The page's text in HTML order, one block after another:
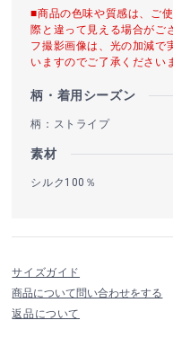
■商品の色味や質感は、ご
際と違って見える場合がご
フ撮影画像は、光の加減で
いますのでご了承ください
柄・着用シーズン
柄：ストライプ
素材
シルク100％
サイズガイド
商品について問い合わせをする
返品について